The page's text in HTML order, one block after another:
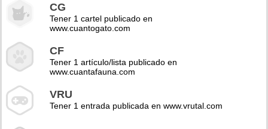
CG
Tener 1 cartel publicado en
www.cuantogato.com
CF
Tener 1 artículo/lista publicado en
www.cuantafauna.com
VRU
Tener 1 entrada publicada en www.vrutal.com